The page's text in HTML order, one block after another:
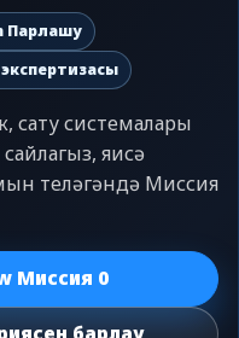
Парлашу
сату системалары
яисә
теләгәндә Миссия
Миссия 0